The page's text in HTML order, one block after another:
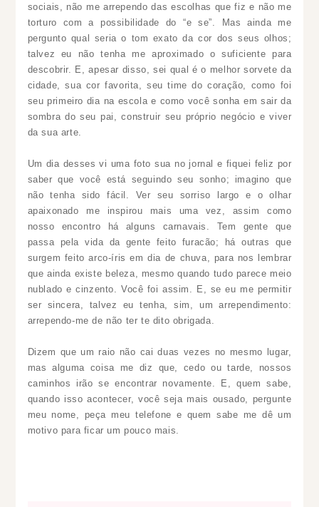
sociais, não me arrependo das escolhas que fiz e não me
torturo com a possibilidade do “e se”. Mas ainda me
pergunto qual seria o tom exato da cor dos seus olhos;
talvez eu não tenha me aproximado o suficiente para
descobrir. E, apesar disso, sei qual é o melhor sorvete da
cidade, sua cor favorita, seu time do coração, como foi
seu primeiro dia na escola e como você sonha em sair da
sombra do seu pai, construir seu próprio negócio e viver
da sua arte.
Um dia desses vi uma foto sua no jornal e fiquei feliz por
saber que você está seguindo seu sonho; imagino que
não tenha sido fácil. Ver seu sorriso largo e o olhar
apaixonado me inspirou mais uma vez, assim como
nosso encontro há alguns carnavais. Tem gente que
passa pela vida da gente feito furacão; há outras que
surgem feito arco-íris em dia de chuva, para nos lembrar
que ainda existe beleza, mesmo quando tudo parece meio
nublado e cinzento. Você foi assim. E, se eu me permitir
ser sincera, talvez eu tenha, sim, um arrependimento:
arrependo-me de não ter te dito obrigada.
Dizem que um raio não cai duas vezes no mesmo lugar,
mas alguma coisa me diz que, cedo ou tarde, nossos
caminhos irão se encontrar novamente. E, quem sabe,
quando isso acontecer, você seja mais ousado, pergunte
meu nome, peça meu telefone e quem sabe me dê um
motivo para ficar um pouco mais.